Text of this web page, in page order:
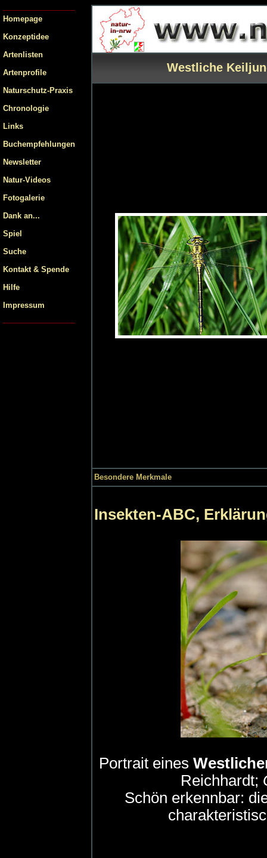
Homepage
Konzeptidee
Artenlisten
Artenprofile
Naturschutz-Praxis
Chronologie
Links
Buchempfehlungen
Newsletter
Natur-Videos
Fotogalerie
Dank an...
Spiel
Suche
Kontakt & Spende
Hilfe
Impressum
Westliche
Besondere Merkmale
Insekten-ABC,
Portrait eines
Reichhardt;
Schön erkennbar: